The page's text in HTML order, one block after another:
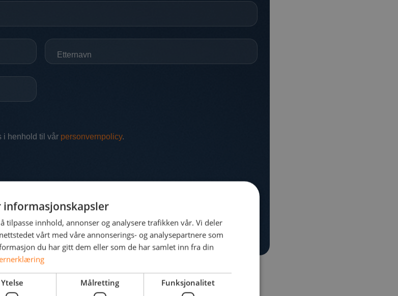
tilpasse innhold, annonser og analysere trafikken vår. Vi deler
vårt med våre annonserings- og analysepartnere som
du har gitt dem eller som de har samlet inn fra din
Ytelse Målretting Funksjonalitet